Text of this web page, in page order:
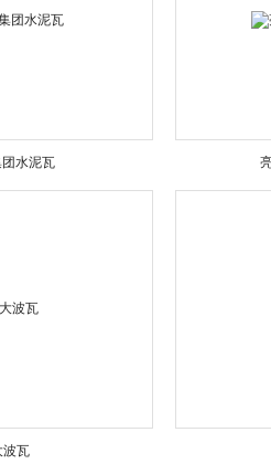
水泥瓦
波瓦